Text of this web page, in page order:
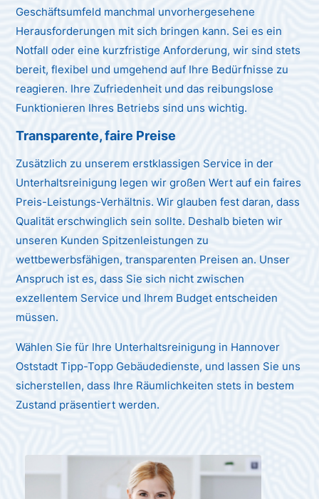
Geschäftsumfeld manchmal unvorhergesehene
Herausforderungen mit sich bringen kann. Sei es ein
Notfall oder eine kurzfristige Anforderung, wir sind stets
bereit, flexibel und umgehend auf Ihre Bedürfnisse zu
reagieren. Ihre Zufriedenheit und das reibungslose
Funktionieren Ihres Betriebs sind uns wichtig.
Transparente, faire Preise
Zusätzlich zu unserem erstklassigen Service in der
Unterhaltsreinigung legen wir großen Wert auf ein faires
Preis-Leistungs-Verhältnis. Wir glauben fest daran, dass
Qualität erschwinglich sein sollte. Deshalb bieten wir
unseren Kunden Spitzenleistungen zu
wettbewerbsfähigen, transparenten Preisen an. Unser
Anspruch ist es, dass Sie sich nicht zwischen
exzellentem Service und Ihrem Budget entscheiden
müssen.
Wählen Sie für Ihre Unterhaltsreinigung in Hannover
Oststadt Tipp-Topp Gebäudedienste, und lassen Sie uns
sicherstellen, dass Ihre Räumlichkeiten stets in bestem
Zustand präsentiert werden.